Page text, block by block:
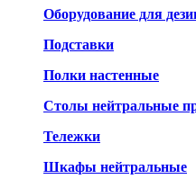
Оборудование для
Подставки
Полки настенные
Столы нейтральные
Тележки
Шкафы нейтральные